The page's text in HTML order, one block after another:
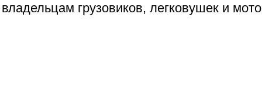
владельцам грузовиков, легковушек и